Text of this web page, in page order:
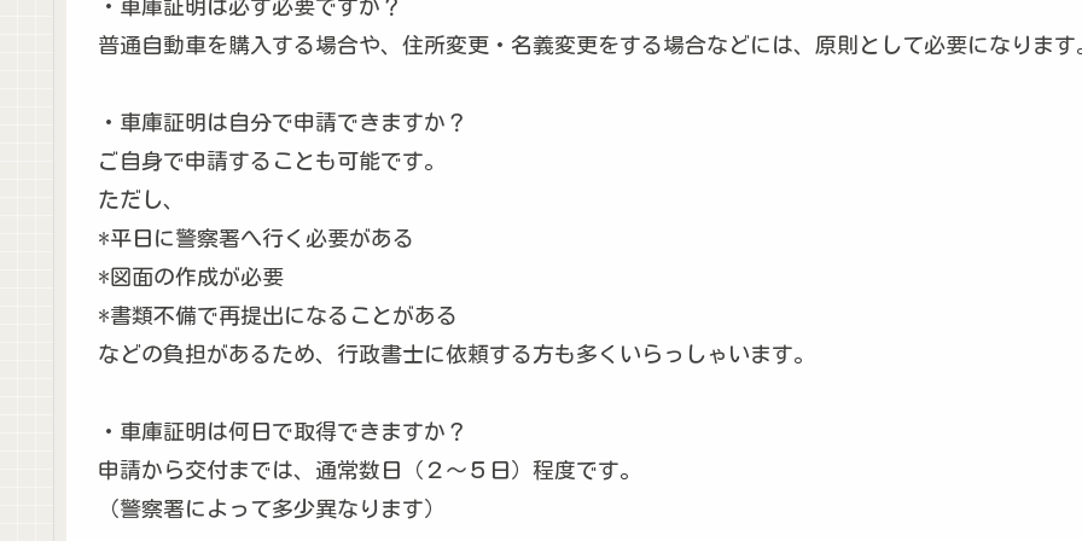
・車庫証明は必ず必要ですか？
普通自動車を購入する場合や、住所変更・名義変更をする場合などには、原則として必要になります
・車庫証明は自分で申請できますか？
ご自身で申請することも可能です。
ただし、
*平日に警察署へ行く必要がある
*図面の作成が必要
*書類不備で再提出になることがある
などの負担があるため、行政書士に依頼する方も多くいらっしゃいます。
・車庫証明は何日で取得できますか？
申請から交付までは、通常数日（２～５日）程度です。
（警察署によって多少異なります）